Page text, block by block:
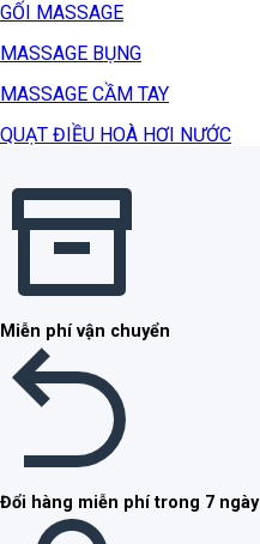
GỐI MASSAGE
MASSAGE BỤNG
MASSAGE CẦM TAY
QUẠT ĐIỀU HOÀ HƠI NƯỚC
Miễn phí vận chuyển
Đổi hàng miễn phí trong 7 ngày